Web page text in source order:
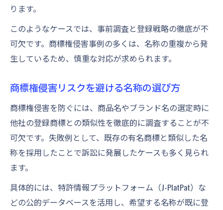
ります。
このようなケースでは、事前調査と登録戦略の徹底が不
可欠です。商標権侵害事例の多くは、名称の重複から発
生しているため、慎重な対応が求められます。
商標権侵害リスクを避ける名称の選び方
商標権侵害を防ぐには、商品名やブランド名の選定時に
他社の登録商標との類似性を徹底的に調査することが不
可欠です。失敗例として、既存の有名商標と類似した名
称を採用したことで訴訟に発展したケースも多く見られ
ます。
具体的には、特許情報プラットフォーム（J-PlatPat）な
どの公的データベースを活用し、希望する名称が既に登